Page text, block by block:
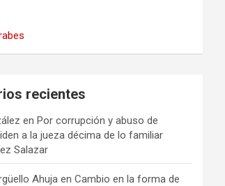
recientes
enPor corrupción y abuso de
a la jueza décima de lo familiar
Salazar
Ahuja enCambio en la forma de